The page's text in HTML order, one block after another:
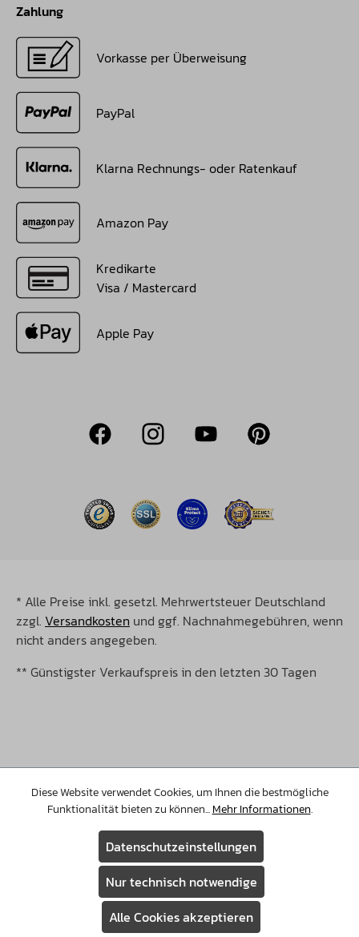
Zahlung
Vorkasse per Überweisung
PayPal
Klarna Rechnungs- oder Ratenkauf
Amazon Pay
Kredikarte
Visa / Mastercard
Apple Pay
* Alle Preise inkl. gesetzl. Mehrwertsteuer Deutschland
zzgl. Versandkosten und ggf. Nachnahmegebühren, wenn
nicht anders angegeben.
** Günstigster Verkaufspreis in den letzten 30 Tagen
©Copyright 2026 Christopeit Sport. Alle Rechte
vorbehalten.
Diese Website verwendet Cookies, um Ihnen die bestmögliche
Funktionalität bieten zu können...Mehr Informationen.
Datenschutzeinstellungen
Nur technisch notwendige
Alle Cookies akzeptieren